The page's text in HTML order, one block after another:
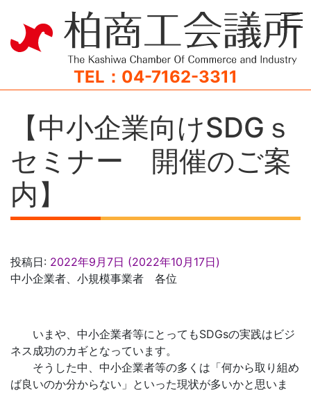
TEL：04-7162-3311
【中小企業向けSDGｓ
セミナー 開催のご案
内】
投稿日: 2022年9月7日 (2022年10月17日)
中小企業者、小規模事業者 各位
いまや、中小企業者等にとってもSDGsの実践はビジ
ネス成功のカギとなっています。
そうした中、中小企業者等の多くは「何から取り組め
ば良いのか分からない」といった現状が多いかと思いま